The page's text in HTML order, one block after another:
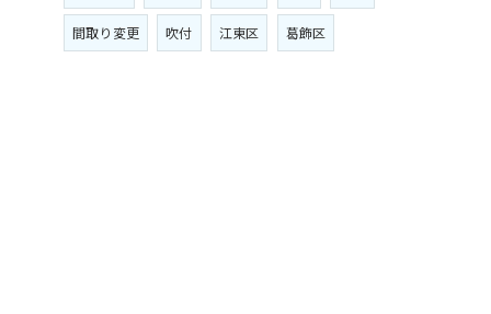
間取り変更 吹付 江東区 葛飾区